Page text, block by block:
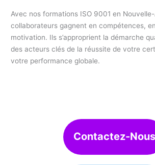
Avec nos formations ISO 9001 en
collaborateurs gagnent en compétences,
motivation. Ils s’approprient la démarche
des acteurs clés de la réussite de votre
votre performance globale.
Contactez-Nous